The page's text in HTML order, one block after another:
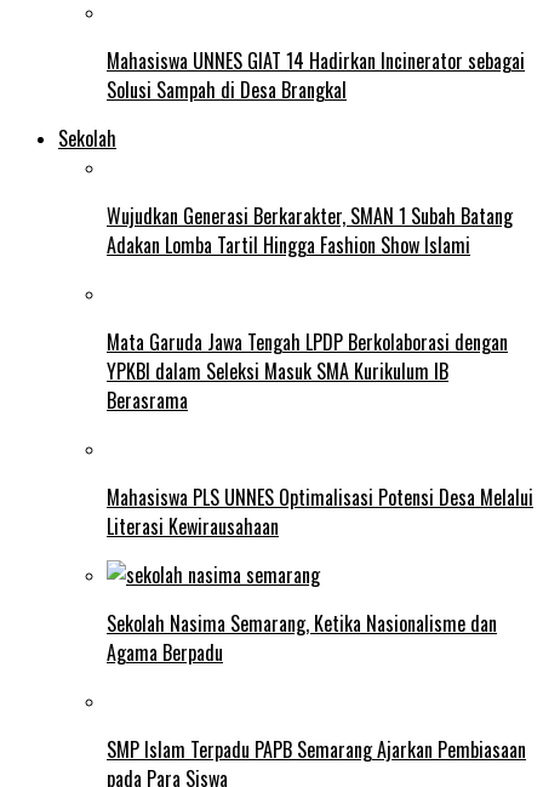
Mahasiswa UNNES GIAT 14 Hadirkan Incinerator sebagai
Solusi Sampah di Desa Brangkal
Sekolah
Wujudkan Generasi Berkarakter, SMAN 1 Subah Batang
Adakan Lomba Tartil Hingga Fashion Show Islami
Mata Garuda Jawa Tengah LPDP Berkolaborasi dengan
YPKBI dalam Seleksi Masuk SMA Kurikulum IB
Berasrama
Mahasiswa PLS UNNES Optimalisasi Potensi Desa Melalui
Literasi Kewirausahaan
Sekolah Nasima Semarang, Ketika Nasionalisme dan
Agama Berpadu
SMP Islam Terpadu PAPB Semarang Ajarkan Pembiasaan
pada Para Siswa